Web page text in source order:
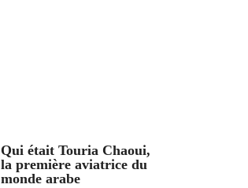
Qui était Touria Chaoui,
la première aviatrice du
monde arabe